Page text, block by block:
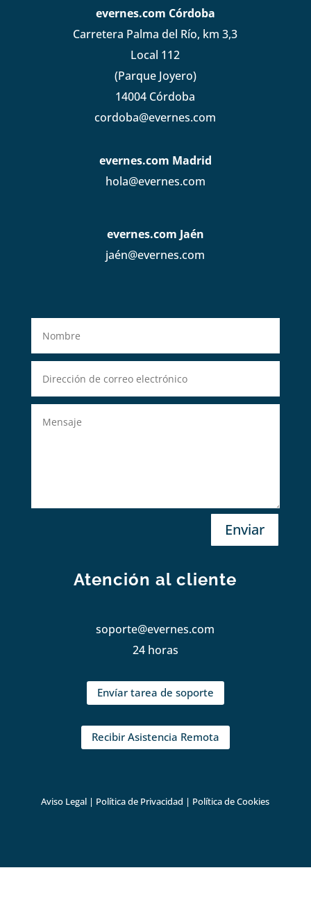
evernes.com Córdoba
Carretera Palma del Río, km 3,3
Local 112
(Parque Joyero)
14004 Córdoba
cordoba@evernes.com
evernes.com Madrid
hola@evernes.com
evernes.com Jaén
jaén@evernes.com
Enviar
Atención al cliente
soporte@evernes.com
24 horas
Envíar tarea de soporte
Recibir Asistencia Remota
Aviso Legal | Política de Privacidad | Política de Cookies